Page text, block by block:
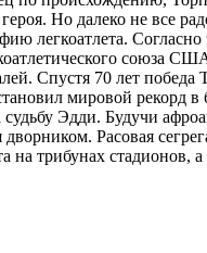
Но далеко не все
легкоатлета.
союза
Спустя 70 лет
мировой рекорд в
Эдди. Будучи
дворником. Расовая
трибунах стадионов,